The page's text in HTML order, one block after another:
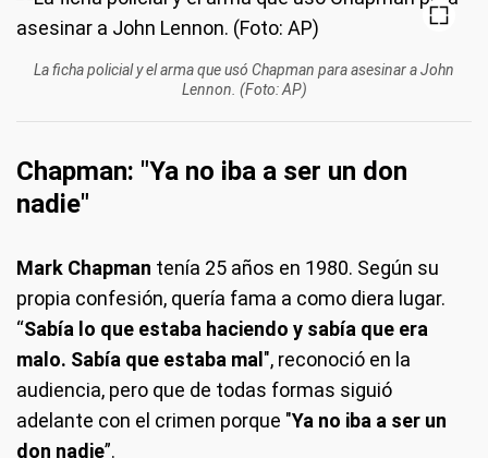
La ficha policial y el arma que usó Chapman para asesinar a John
Lennon. (Foto: AP)
Chapman: "Ya no iba a ser un don
nadie"
Mark Chapman tenía 25 años en 1980. Según su
propia confesión, quería fama a como diera lugar.
“Sabía lo que estaba haciendo y sabía que era
malo. Sabía que estaba mal ", reconoció en la
audiencia, pero que de todas formas siguió
adelante con el crimen porque "Ya no iba a ser un
don nadie”.